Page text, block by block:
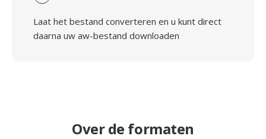
Laat het bestand converteren en u kunt direct
daarna uw aw-bestand downloaden
Over de formaten